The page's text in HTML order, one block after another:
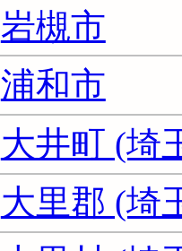
岩槻市
浦和市
大井町 (埼
大里郡 (埼